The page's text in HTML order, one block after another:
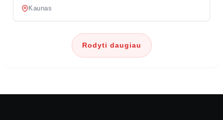
Kaunas
Rodyti daugiau